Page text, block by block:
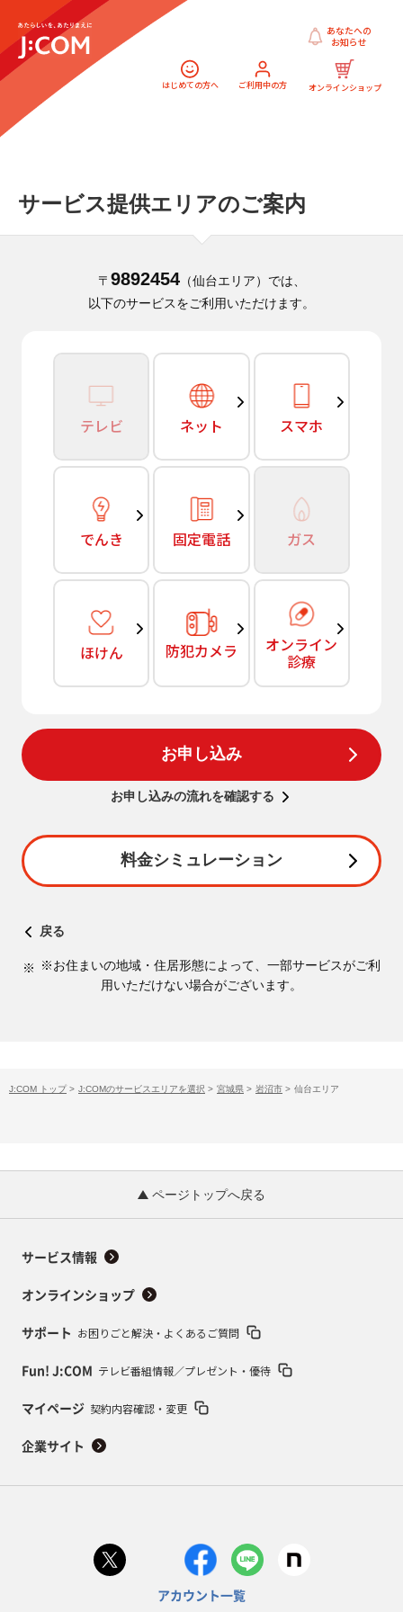
はじめての方へ ご利用中の方 オンラインショップ
あなたへの
お知らせ
サービス提供エリアのご案内
〒 9892454（仙台エリア）では、
以下のサービスをご利用いただけます。
テレビ ネット スマホ
でんき 固定電話 ガス
ほけん 防犯カメラ オンライン
診療
お申し込み
お申し込みの流れを確認する
料金シミュレーション
戻る
※お住まいの地域・住居形態によって、一部サービスがご利
用いただけない場合がございます。
J:COM トップ > J:COMのサービスエリアを選択 > 宮城県 > 岩沼市 > 仙台エリア
ページトップへ戻る
サービス情報
オンラインショップ
サポート お困りごと解決・よくあるご質問
Fun! J:COM テレビ番組情報／プレゼント・優待
マイページ 契約内容確認・変更
企業サイト
アカウント一覧